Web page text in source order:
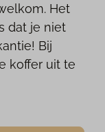
Het
dat je niet
Bij
koffer uit te